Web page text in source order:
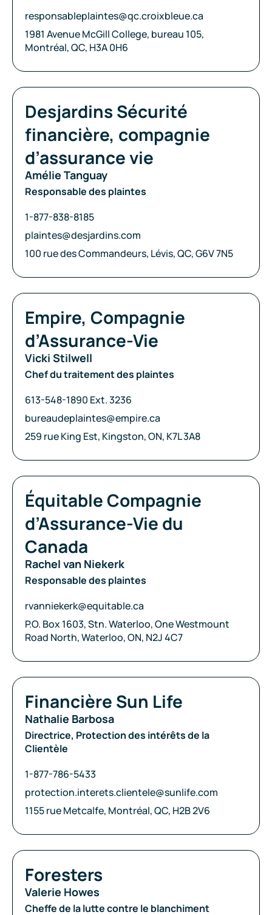
Courriel:
responsableplaintes@qc.croixbleue.ca
Adresse:
1981 Avenue McGill College, bureau 105,
Montréal, QC, H3A 0H6
Compagnie:
Desjardins Sécurité
financière, compagnie
d’assurance vie
Amélie Tanguay
Responsable des plaintes
Téléphone:
1-877-838-8185
Courriel:
plaintes@desjardins.com
Adresse:
100 rue des Commandeurs, Lévis, QC, G6V 7N5
Compagnie:
Empire, Compagnie
d’Assurance-Vie
Vicki Stilwell
Chef du traitement des plaintes
Téléphone:
613-548-1890 Ext. 3236
Courriel:
bureaudeplaintes@empire.ca
Adresse:
259 rue King Est, Kingston, ON, K7L 3A8
Compagnie:
Équitable Compagnie
d’Assurance-Vie du
Canada
Rachel van Niekerk
Responsable des plaintes
Courriel:
rvanniekerk@equitable.ca
Adresse:
P.O. Box 1603, Stn. Waterloo, One Westmount
Road North, Waterloo, ON, N2J 4C7
Compagnie:
Financière Sun Life
Nathalie Barbosa
Directrice, Protection des intérêts de la
Clientèle
Téléphone:
1-877-786-5433
Courriel:
protection.interets.clientele@sunlife.com
Adresse:
1155 rue Metcalfe, Montréal, QC, H2B 2V6
Compagnie:
Foresters
Valerie Howes
Cheffe de la lutte contre le blanchiment